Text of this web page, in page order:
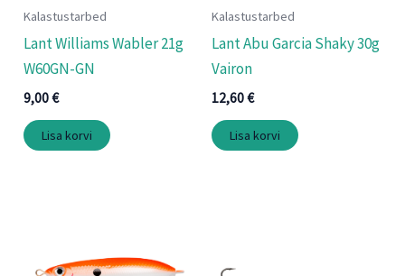
Kalastustarbed
Lant Williams Wabler 21g
W60GN-GN
9,00€
Lisa korvi
Kalastustarbed
Lant Abu Garcia Shaky 30g
Vairon
12,60€
Lisa korvi